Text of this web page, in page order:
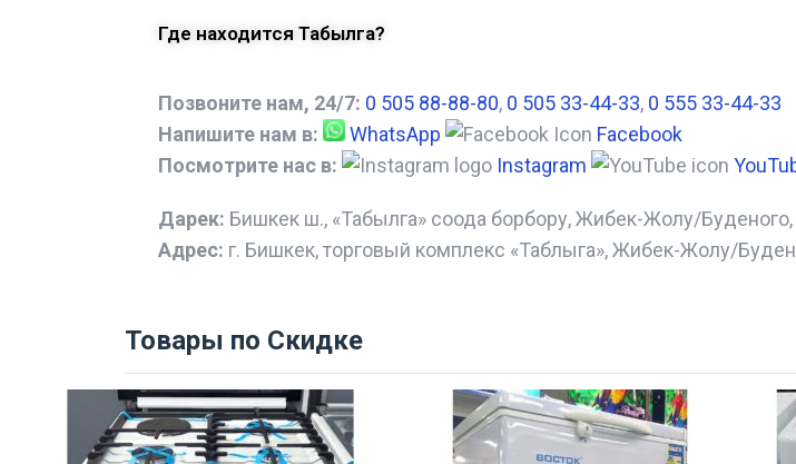
Где находится Табылга?
Позвоните нам, 24/7: 0 505 88-88-80, 0 505 33-44-33, 0 555 33-44-33
Напишите нам в:
WhatsApp
Facebook
Посмотрите нас в:
Instagram
Дарек: Бишкек ш., «Табылга» соода борбору, Жибек-Жолу/Буденого,
Адрес: г. Бишкек, торговый комплекс «Таблыга», Жибек-Жолу/
Товары по Скидке